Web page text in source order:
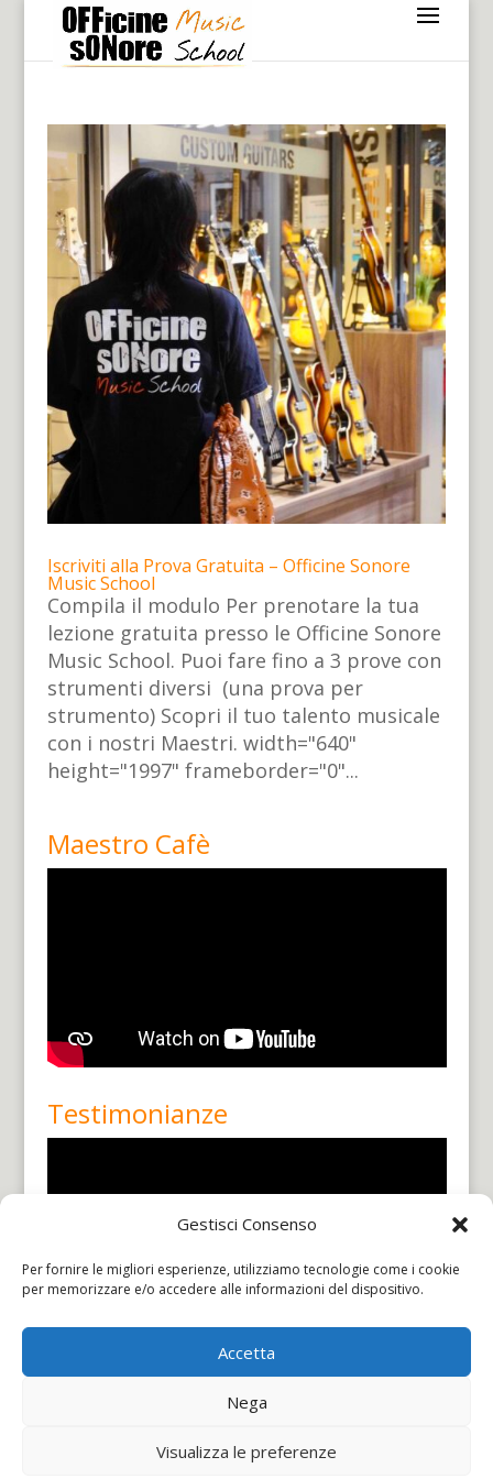
Gestisci Consenso
Per fornire le migliori esperienze, utilizziamo tecnologie come i cookie
per memorizzare e/o accedere alle informazioni del dispositivo.
Accetta
Nega
Visualizza le preferenze
Iscriviti alla Prova Gratuita – Officine Sonore
Music School
Compila il modulo Per prenotare la tua
lezione gratuita presso le Officine Sonore
Music School. Puoi fare fino a 3 prove con
strumenti diversi (una prova per
strumento) Scopri il tuo talento musicale
con i nostri Maestri. width="640"
height="1997" frameborder="0"...
Maestro Cafè
Testimonianze